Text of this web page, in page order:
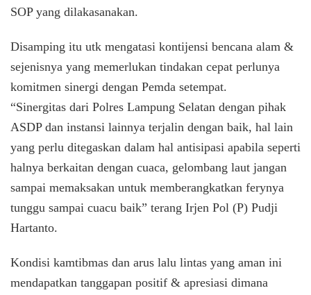
SOP yang dilakasanakan.
Disamping itu utk mengatasi kontijensi bencana alam &
sejenisnya yang memerlukan tindakan cepat perlunya
komitmen sinergi dengan Pemda setempat.
“Sinergitas dari Polres Lampung Selatan dengan pihak
ASDP dan instansi lainnya terjalin dengan baik, hal lain
yang perlu ditegaskan dalam hal antisipasi apabila seperti
halnya berkaitan dengan cuaca, gelombang laut jangan
sampai memaksakan untuk memberangkatkan ferynya
tunggu sampai cuacu baik” terang Irjen Pol (P) Pudji
Hartanto.
Kondisi kamtibmas dan arus lalu lintas yang aman ini
mendapatkan tanggapan positif & apresiasi dimana